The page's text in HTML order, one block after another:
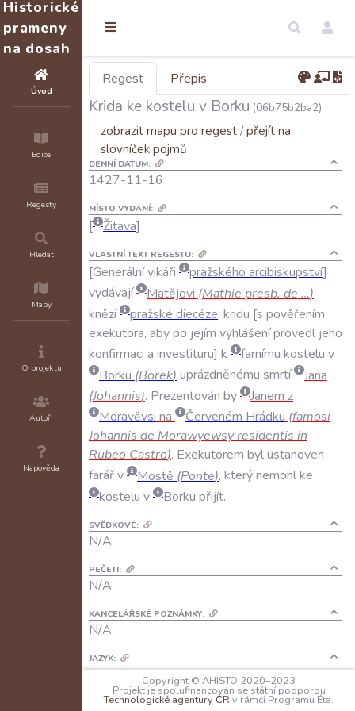
Historické
prameny
na dosah
Úvod
Edice
Regesty
Hledat
Mapy
O projektu
Autoři
Nápověda
Regest Přepis
Krida ke kostelu v Borku (06b75b2ba2)
zobrazit mapu pro regest/přejít na
slovníček pojmů
DENNÍ DATUM:
1427-11-16
MÍSTO VYDÁNÍ:
Žitava
VLASTNÍ TEXT REGESTU:
Generálnívikáři pražského arcibiskupství
vydávají
Matějovi (Mathie presb. de …),
knězi
pražské diecéze, kridu s pověřením
exekutora, abypo jejím vyhlášeníprovedl jeho
konfirmaci a investituru k farnímu kostelu v
Borku (Borek) uprázdněnému smrtí
Jana
(Johannis). Prezentován by Janem z
Moravěvsi na Červeném Hrádku (famosi
Johannis de Morawyewsyresidentis in
Rubeo Castro). Exekutorem bylustanoven
farářv Mostě (Ponte), kterýnemohlke
kostelu v Borku přijít.
SVĚDKOVÉ:
N/A
PEČETI:
N/A
KANCELÁŘSKÉ POZNÁMKY:
N/A
JAZYK:
latina
FORMA DOCHOVÁNÍ:
Copyright © AHISTO 2020–2023
Projekt je spolufinancován se státní podporou
Technologické agentury ČR v rámci Programu Éta.